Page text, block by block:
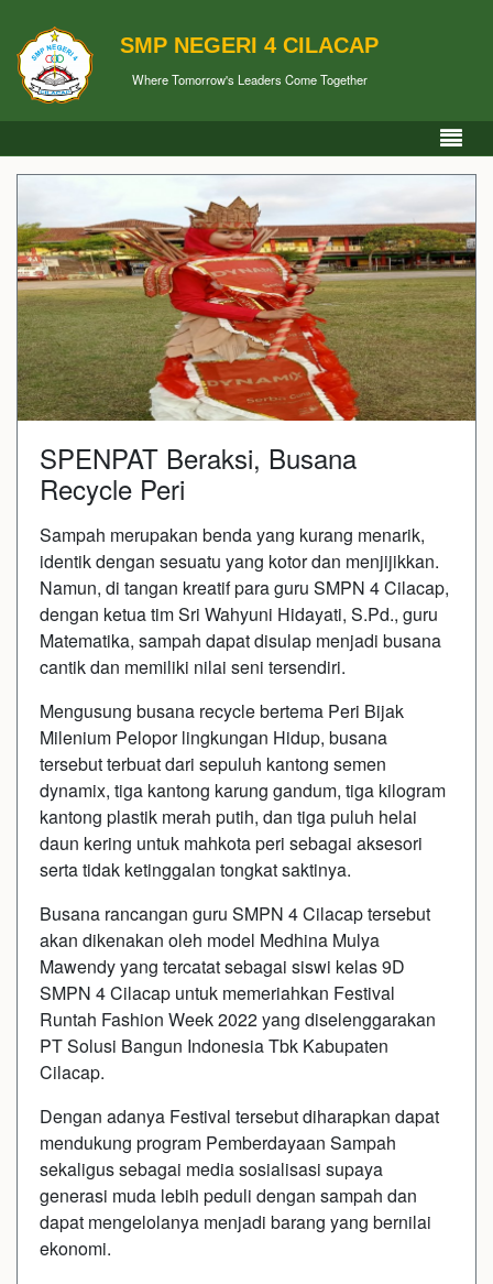
SMP NEGERI 4 CILACAP
Where Tomorrow's Leaders Come Together
SPENPAT Beraksi, Busana
Recycle Peri
Sampah merupakan benda yang kurang menarik,
identik dengan sesuatu yang kotor dan menjijikkan.
Namun, di tangan kreatif para guru SMPN 4 Cilacap,
dengan ketua tim Sri Wahyuni Hidayati, S.Pd., guru
Matematika, sampah dapat disulap menjadi busana
cantik dan memiliki nilai seni tersendiri.
Mengusung busana recycle bertema Peri Bijak
Milenium Pelopor lingkungan Hidup, busana
tersebut terbuat dari sepuluh kantong semen
dynamix, tiga kantong karung gandum, tiga kilogram
kantong plastik merah putih, dan tiga puluh helai
daun kering untuk mahkota peri sebagai aksesori
serta tidak ketinggalan tongkat saktinya.
Busana rancangan guru SMPN 4 Cilacap tersebut
akan dikenakan oleh model Medhina Mulya
Mawendy yang tercatat sebagai siswi kelas 9D
SMPN 4 Cilacap untuk memeriahkan Festival
Runtah Fashion Week 2022 yang diselenggarakan
PT Solusi Bangun Indonesia Tbk Kabupaten
Cilacap.
Dengan adanya Festival tersebut diharapkan dapat
mendukung program Pemberdayaan Sampah
sekaligus sebagai media sosialisasi supaya
generasi muda lebih peduli dengan sampah dan
dapat mengelolanya menjadi barang yang bernilai
ekonomi.